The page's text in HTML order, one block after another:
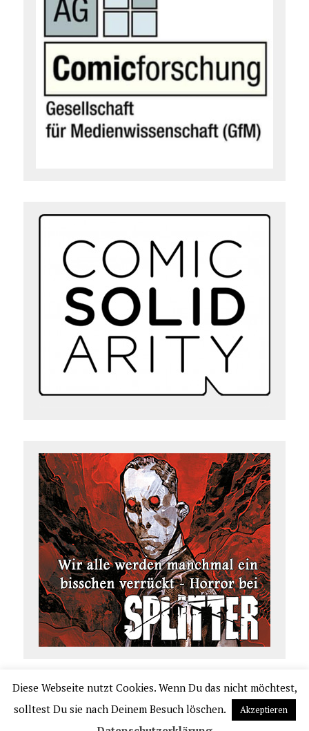
COPYRIGHT 2026 | COMIC.DE
VERLAGSAUSLIEFERUNG UND VER
Diese Webseite nutzt Cookies. Wenn Du das nicht möchtest,
solltest Du sie nach Deinem Besuch löschen.
Akzeptieren